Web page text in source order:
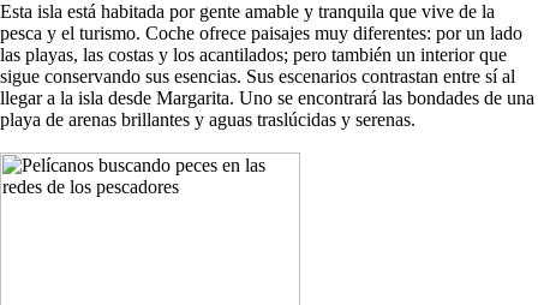
Esta isla está habitada por gente amable y tranquila que vive de la
pesca y el turismo. Coche ofrece paisajes muy diferentes: por un lado
las playas, las costas y los acantilados; pero también un interior que
sigue conservando sus esencias. Sus escenarios contrastan entre sí al
llegar a la isla desde Margarita. Uno se encontrará las bondades de una
playa de arenas brillantes y aguas traslúcidas y serenas.